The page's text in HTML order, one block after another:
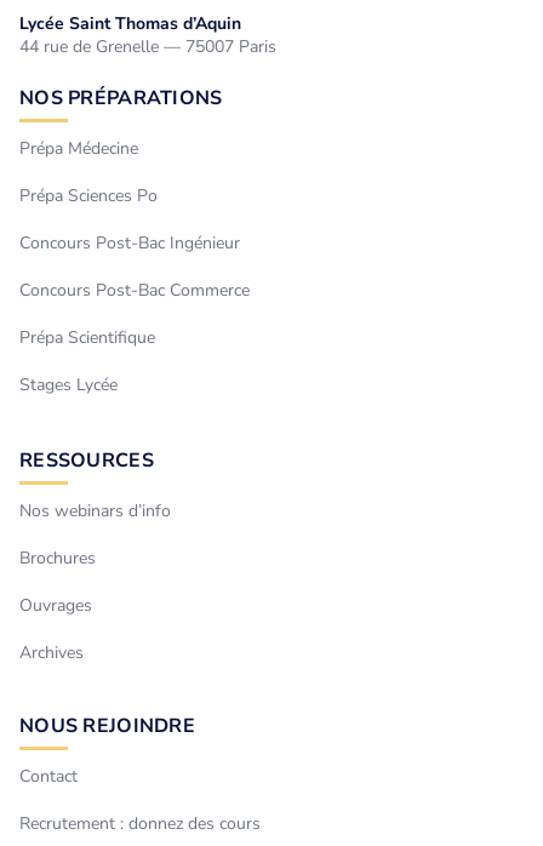
Lycée Saint Thomas d’Aquin
44 rue de Grenelle — 75007 Paris
NOS PRÉPARATIONS
Prépa Médecine
Prépa Sciences Po
Concours Post-Bac Ingénieur
Concours Post-Bac Commerce
Prépa Scientifique
Stages Lycée
RESSOURCES
Nos webinars d’info
Brochures
Ouvrages
Archives
NOUS REJOINDRE
Contact
Recrutement : donnez des cours